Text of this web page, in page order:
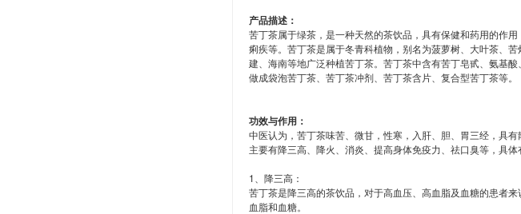
产品描述：
苦丁茶属于绿茶，是一种天然的茶饮品，具有保健和药用的作
痢疾等。苦丁茶是属于冬青科植物，别名为菠萝树、大叶茶、
建、海南等地广泛种植苦丁茶。苦丁茶中含有苦丁皂甙、氨基
做成袋泡苦丁茶、苦丁茶冲剂、苦丁茶含片、复合型苦丁茶等。
功效与作用：
中医认为，苦丁茶味苦、微甘，性寒，入肝、胆、胃三经，具
主要有降三高、降火、消炎、提高身体免疫力、祛口臭等，具体
1、降三高：
苦丁茶是降三高的茶饮品，对于高血压、高血脂及血糖的患者
血脂和血糖。